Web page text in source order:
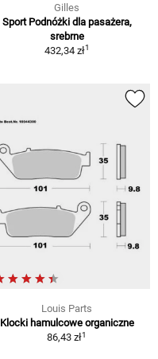
Gilles
Sport Podnóżki dla pasażera,
srebrne
432,34 zł1
Louis Parts
Klocki hamulcowe organiczne
86,43 zł1